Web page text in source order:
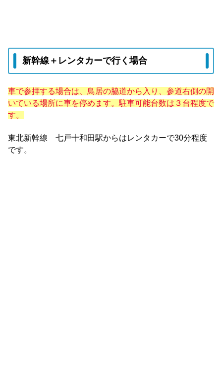
新幹線＋レンタカーで行く場合
車で参拝する場合は、鳥居の脇道から入り、参道右側の開
いている場所に車を停めます。 駐車可能台数は３台程度で
す。
東北新幹線 七戸十和田駅からはレンタカーで30分程度
です。